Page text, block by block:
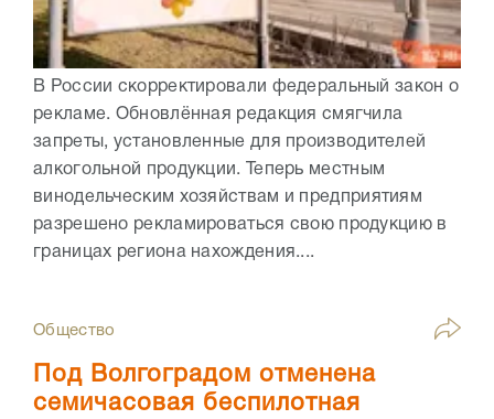
В России скорректировали федеральный закон о
рекламе. Обновлённая редакция смягчила
запреты, установленные для производителей
алкогольной продукции. Теперь местным
винодельческим хозяйствам и предприятиям
разрешено рекламироваться свою продукцию в
границах региона нахождения....
Общество
Под Волгоградом отменена
семичасовая беспилотная